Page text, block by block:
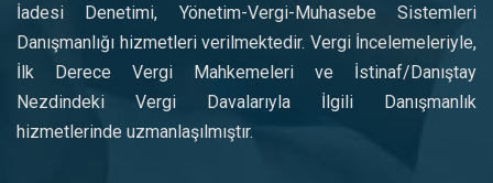
İadesi Denetimi, Yönetim-Vergi-Muhasebe Sistemleri
Danışmanlığı hizmetleri verilmektedir. Vergi İncelemeleriyle,
İlk Derece Vergi Mahkemeleri ve İstinaf/Danıştay
Nezdindeki Vergi Davalarıyla İlgili Danışmanlık
hizmetlerinde uzmanlaşılmıştır.